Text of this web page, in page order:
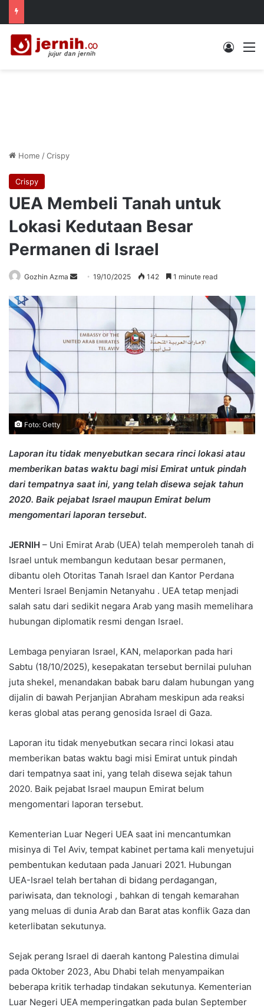
Log In
Home /Crispy
Crispy
UEA Membeli Tanah untuk
Lokasi Kedutaan Besar
Permanen di Israel
Gozhin Azma
Send19/10/2025 142 1 minute read
Foto: Getty
Laporan itu tidak menyebutkan secara rinci lokasi atau
memberikan batas waktu bagi misi Emirat untuk pindah
dari tempatnya saat ini, yang telah disewa sejak tahun
2020. Baik pejabat Israel maupun Emirat belum
mengomentari laporan tersebut.
JERNIH – Uni Emirat Arab (UEA) telah memperoleh tanah di
Israel untuk membangun kedutaan besar permanen,
dibantu oleh Otoritas Tanah Israel dan Kantor Perdana
Menteri Israel Benjamin Netanyahu . UEA tetap menjadi
salah satu dari sedikit negara Arab yang masih memelihara
hubungan diplomatik resmi dengan Israel.
Lembaga penyiaran Israel, KAN, melaporkan pada hari
Sabtu (18/10/2025), kesepakatan tersebut bernilai puluhan
juta shekel, menandakan babak baru dalam hubungan yang
dijalin di bawah Perjanjian Abraham meskipun ada reaksi
keras global atas perang genosida Israel di Gaza.
Laporan itu tidak menyebutkan secara rinci lokasi atau
memberikan batas waktu bagi misi Emirat untuk pindah
dari tempatnya saat ini, yang telah disewa sejak tahun
2020. Baik pejabat Israel maupun Emirat belum
mengomentari laporan tersebut.
Kementerian Luar Negeri UEA saat ini mencantumkan
misinya di Tel Aviv, tempat kabinet pertama kali menyetujui
pembentukan kedutaan pada Januari 2021. Hubungan
UEA-Israel telah bertahan di bidang perdagangan,
pariwisata, dan teknologi , bahkan di tengah kemarahan
yang meluas di dunia Arab dan Barat atas konflik Gaza dan
keterlibatan sekutunya.
Sejak perang Israel di daerah kantong Palestina dimulai
pada Oktober 2023, Abu Dhabi telah menyampaikan
beberapa kritik terhadap tindakan sekutunya. Kementerian
Luar Negeri UEA memperingatkan pada bulan September